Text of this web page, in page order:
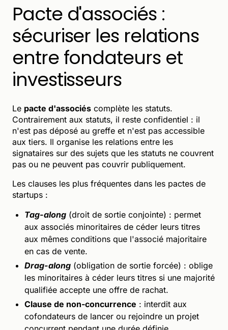
Pacte d'associés :
sécuriser les relations
entre fondateurs et
investisseurs
Le pacte d'associés complète les statuts.
Contrairement aux statuts, il reste confidentiel : il
n'est pas déposé au greffe et n'est pas accessible
aux tiers. Il organise les relations entre les
signataires sur des sujets que les statuts ne couvrent
pas ou ne peuvent pas couvrir publiquement.
Les clauses les plus fréquentes dans les pactes de
startups :
Tag-along (droit de sortie conjointe) : permet
aux associés minoritaires de céder leurs titres
aux mêmes conditions que l'associé majoritaire
en cas de vente.
Drag-along (obligation de sortie forcée) : oblige
les minoritaires à céder leurs titres si une majorité
qualifiée accepte une offre de rachat.
Clause de non-concurrence : interdit aux
cofondateurs de lancer ou rejoindre un projet